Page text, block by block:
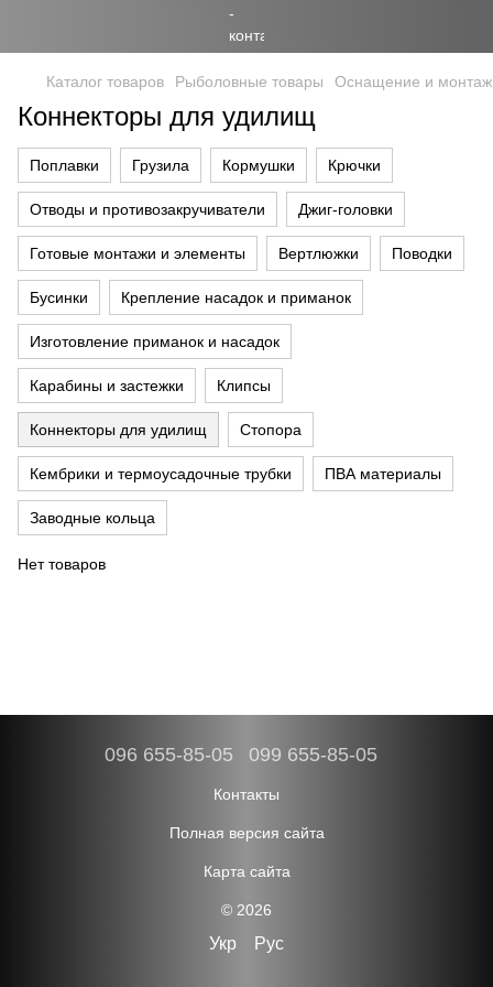
Каталог товаров Рыболовные товары Оснащение и монтаж
Коннекторы для удилищ
Поплавки Грузила Кормушки Крючки
Отводы и противозакручиватели Джиг-головки
Готовые монтажи и элементы Вертлюжки Поводки
Бусинки Крепление насадок и приманок
Изготовление приманок и насадок
Карабины и застежки Клипсы
Коннекторы для удилищ Стопора
Кембрики и термоусадочные трубки ПВА материалы
Заводные кольца
Нет товаров
096 655-85-05 099 655-85-05
Контакты
Полная версия сайта
Карта сайта
© 2026
Укр Рус